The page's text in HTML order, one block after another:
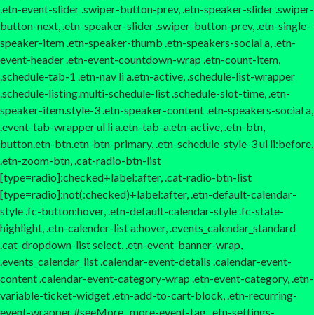
.etn-event-slider .swiper-button-prev, .etn-speaker-slider .swiper-
button-next, .etn-speaker-slider .swiper-button-prev, .etn-single-
speaker-item .etn-speaker-thumb .etn-speakers-social a, .etn-
event-header .etn-event-countdown-wrap .etn-count-item,
.schedule-tab-1 .etn-nav li a.etn-active, .schedule-list-wrapper
.schedule-listing.multi-schedule-list .schedule-slot-time, .etn-
speaker-item.style-3 .etn-speaker-content .etn-speakers-social a,
.event-tab-wrapper ul li a.etn-tab-a.etn-active, .etn-btn,
button.etn-btn.etn-btn-primary, .etn-schedule-style-3 ul li:before,
.etn-zoom-btn, .cat-radio-btn-list
[type=radio]:checked+label:after, .cat-radio-btn-list
[type=radio]:not(:checked)+label:after, .etn-default-calendar-
style .fc-button:hover, .etn-default-calendar-style .fc-state-
highlight, .etn-calender-list a:hover, .events_calendar_standard
.cat-dropdown-list select, .etn-event-banner-wrap,
.events_calendar_list .calendar-event-details .calendar-event-
content .calendar-event-category-wrap .etn-event-category, .etn-
variable-ticket-widget .etn-add-to-cart-block, .etn-recurring-
event-wrapper #seeMore, .more-event-tag, .etn-settings-